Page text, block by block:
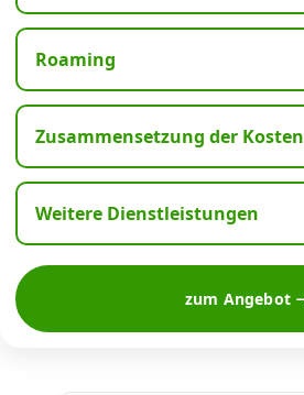
Roaming
Zusammensetzung der Kosten
Weitere Dienstleistungen
zum Angebot